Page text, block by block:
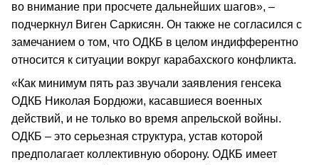
во внимание при просчете дальнейших шагов», –
подчеркнул Виген Саркисян. Он также не согласился с
замечанием о том, что ОДКБ в целом индифферентно
относится к ситуации вокруг карабахского конфликта.
«Как минимум пять раз звучали заявления генсека
ОДКБ Николая Бордюжи, касавшиеся военных
действий, и не только во время апрельской войны.
ОДКБ – это серьезная структура, устав которой
предполагает коллективную оборону. ОДКБ имеет